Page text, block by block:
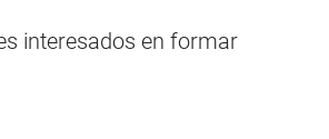
interesados en formar